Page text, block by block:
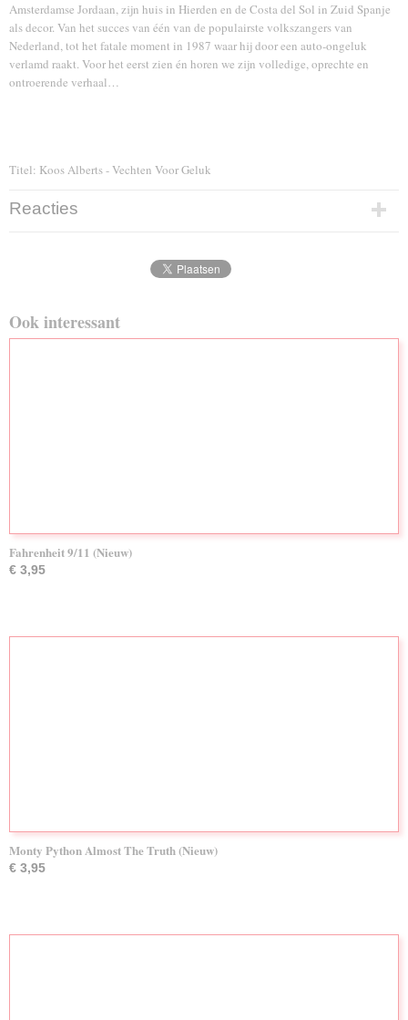
Amsterdamse Jordaan, zijn huis in Hierden en de Costa del Sol in Zuid Spanje
als decor. Van het succes van één van de populairste volkszangers van
Nederland, tot het fatale moment in 1987 waar hij door een auto-ongeluk
verlamd raakt. Voor het eerst zien én horen we zijn volledige, oprechte en
ontroerende verhaal…
Titel: Koos Alberts - Vechten Voor Geluk
Reacties
Ook interessant
Fahrenheit 9/11 (Nieuw)
€ 3,95
Monty Python Almost The Truth (Nieuw)
€ 3,95